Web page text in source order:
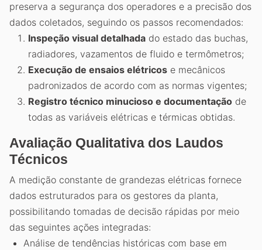
preserva a segurança dos operadores e a precisão dos
dados coletados, seguindo os passos recomendados:
Inspeção visual detalhada do estado das buchas,
radiadores, vazamentos de fluido e termômetros;
Execução de ensaios elétricos e mecânicos
padronizados de acordo com as normas vigentes;
Registro técnico minucioso e documentação de
todas as variáveis elétricas e térmicas obtidas.
Avaliação Qualitativa dos Laudos
Técnicos
A medição constante de grandezas elétricas fornece
dados estruturados para os gestores da planta,
possibilitando tomadas de decisão rápidas por meio
das seguintes ações integradas:
Análise de tendências históricas com base em